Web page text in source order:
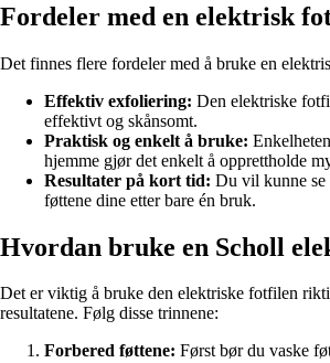
Fordeler med en elektrisk
Det finnes flere fordeler med å bruke en
Effektiv exfoliering: Den elektriske
effektivt og skånsomt.
Praktisk og enkelt å bruke:
hjemme gjør det enkelt å opprettholde
Resultater på kort tid: Du vil kunne se
føttene dine etter bare én bruk.
Hvordan bruke en Scholl
Det er viktig å bruke den elektriske fotfilen
resultatene. Følg disse trinnene:
Forbered føttene: Først bør du vaske